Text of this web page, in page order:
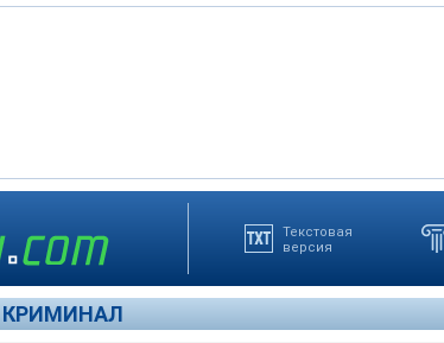
Текстовая
версия
КРИМИНАЛ
В 17:20 в главном корпусе МАИ неизвестный нанес
проникающее ножевое ранение в живот
Архив NEWSru.com
Пострадавший госпитализирован, преступник
Архив NEWSru.com
Подробности нападения устанавливаются.
Архив NEWSru.com